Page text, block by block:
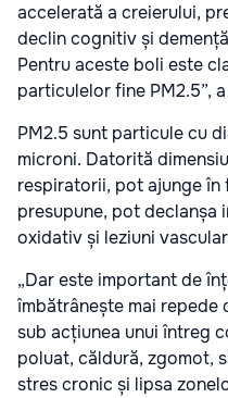
accelerată a creierului,
declin cognitiv și
Pentru aceste boli este
particulelor fine PM2.5”,
PM2.5 sunt particule cu
microni. Datorită
respiratorii, pot ajunge în
presupune, pot declanșa
oxidativ și leziuni
„Dar este important de
îmbătrânește mai repede
sub acțiunea unui întreg
poluat, căldură, zgomot,
stres cronic și lipsa